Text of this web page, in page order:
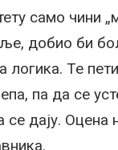
само чини
добио би
логика. Те
па да се
дају. Оцена